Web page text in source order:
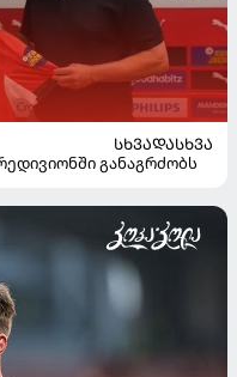
ᲡᲮᲕᲐᲓᲐᲡᲮᲕᲐ
განაგრძობს